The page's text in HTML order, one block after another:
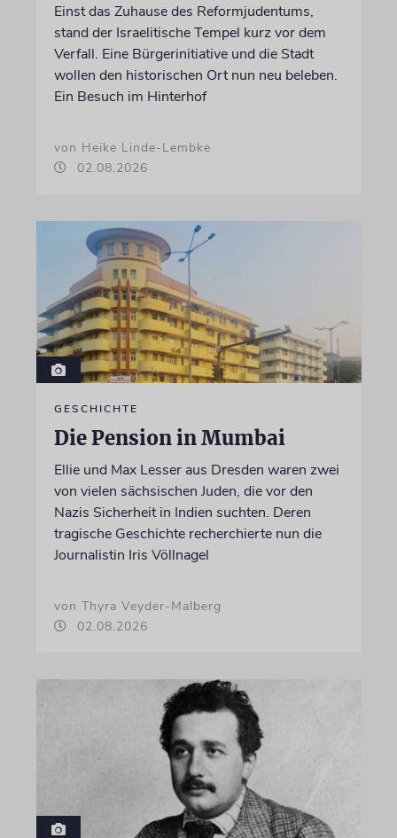
Einst das Zuhause des Reformjudentums,
stand der Israelitische Tempel kurz vor dem
Verfall. Eine Bürgerinitiative und die Stadt
wollen den historischen Ort nun neu beleben.
Ein Besuch im Hinterhof
von Heike Linde-Lembke
02.08.2026
GESCHICHTE
Die Pension in Mumbai
Ellie und Max Lesser aus Dresden waren zwei
von vielen sächsischen Juden, die vor den
Nazis Sicherheit in Indien suchten. Deren
tragische Geschichte recherchierte nun die
Journalistin Iris Völlnagel
von Thyra Veyder-Malberg
02.08.2026